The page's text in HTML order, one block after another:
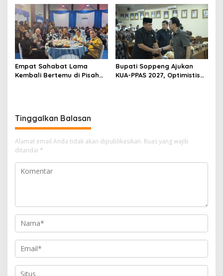
Pemda dan Polri
melalui Rapat Koordinasi
Penguatan Integritas
Empat Sahabat Lama
Kembali Bertemu di Pisah
Bupati Soppeng Ajukan
KUA-PPAS 2027, Optimistis
Tinggalkan Balasan
Alamat email Anda tidak akan dipublikasikan. Ruas yang wajib
ditandai *